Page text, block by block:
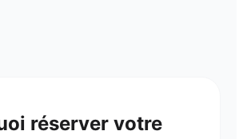
réserver votre